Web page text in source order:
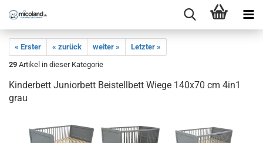
« Erster « zurück weiter »
Letzter »
29 Artikel in dieser Kategorie
Kinderbett Juniorbett Beistellbett Wiege 140x70 cm 4in1
grau